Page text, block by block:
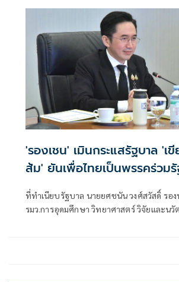
'รองเชน' เมินกระแสรัฐบาล 'เ
ส้ม' ยันเพื่อไทยเป็นพรรคร่วมรั
แข็ง
ที่ทำเนียบรัฐบาล นายยศชนัน วงศ์สวัสดิ์ รอ
รมว.การอุดมศึกษา วิทยาศาสตร์ วิจัยและนวั